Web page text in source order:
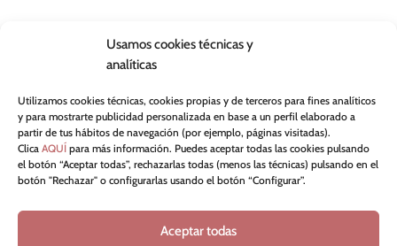
Usamos cookies técnicas y
analíticas
Utilizamos cookies técnicas, cookies propias y de terceros para fines analíticos
y para mostrarte publicidad personalizada en base a un perfil elaborado a
partir de tus hábitos de navegación (por ejemplo, páginas visitadas).
Clica AQUÍ para más información. Puedes aceptar todas las cookies pulsando
el botón “Aceptar todas”, rechazarlas todas (menos las técnicas) pulsando en el
botón "Rechazar" o configurarlas usando el botón “Configurar”.
Aceptar todas
Política de Privacidad
Política de Cookies
Términos y Condiciones del Servicio